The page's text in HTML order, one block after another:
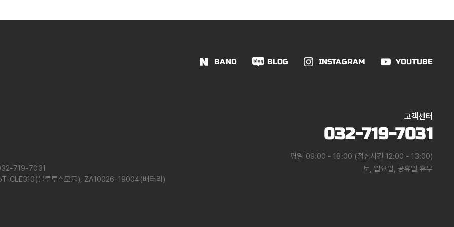
BAND BLOG INSTAGRAM YOUTUBE
고객센터
032-719-7031
평일 09:00 - 18:00 (점심시간 12:00 - 13:00)
토, 일요일, 공휴일 휴무
719-7031
CLE310(블루투스모듈), ZA10026-19004(배터리)